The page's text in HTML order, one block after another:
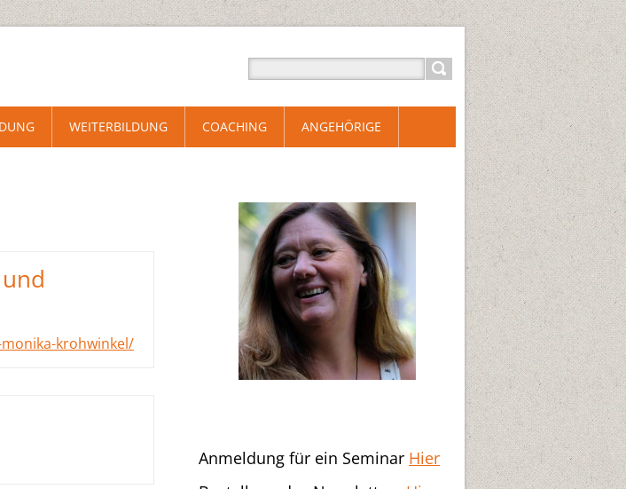
krohwinkel/
Anmeldung für ein Seminar Hier
WEITERBILDUNG COACHING ANGEHÖRIGE